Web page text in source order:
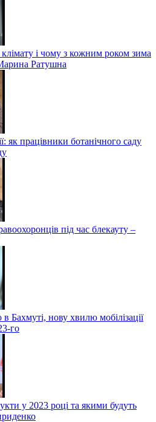
і чому з кожним роком зима
Ратушна
як працівники ботанічного саду
під час блекауту –
Бахмуті, нову хвилю мобілізації
го
у 2023 році та якими будуть